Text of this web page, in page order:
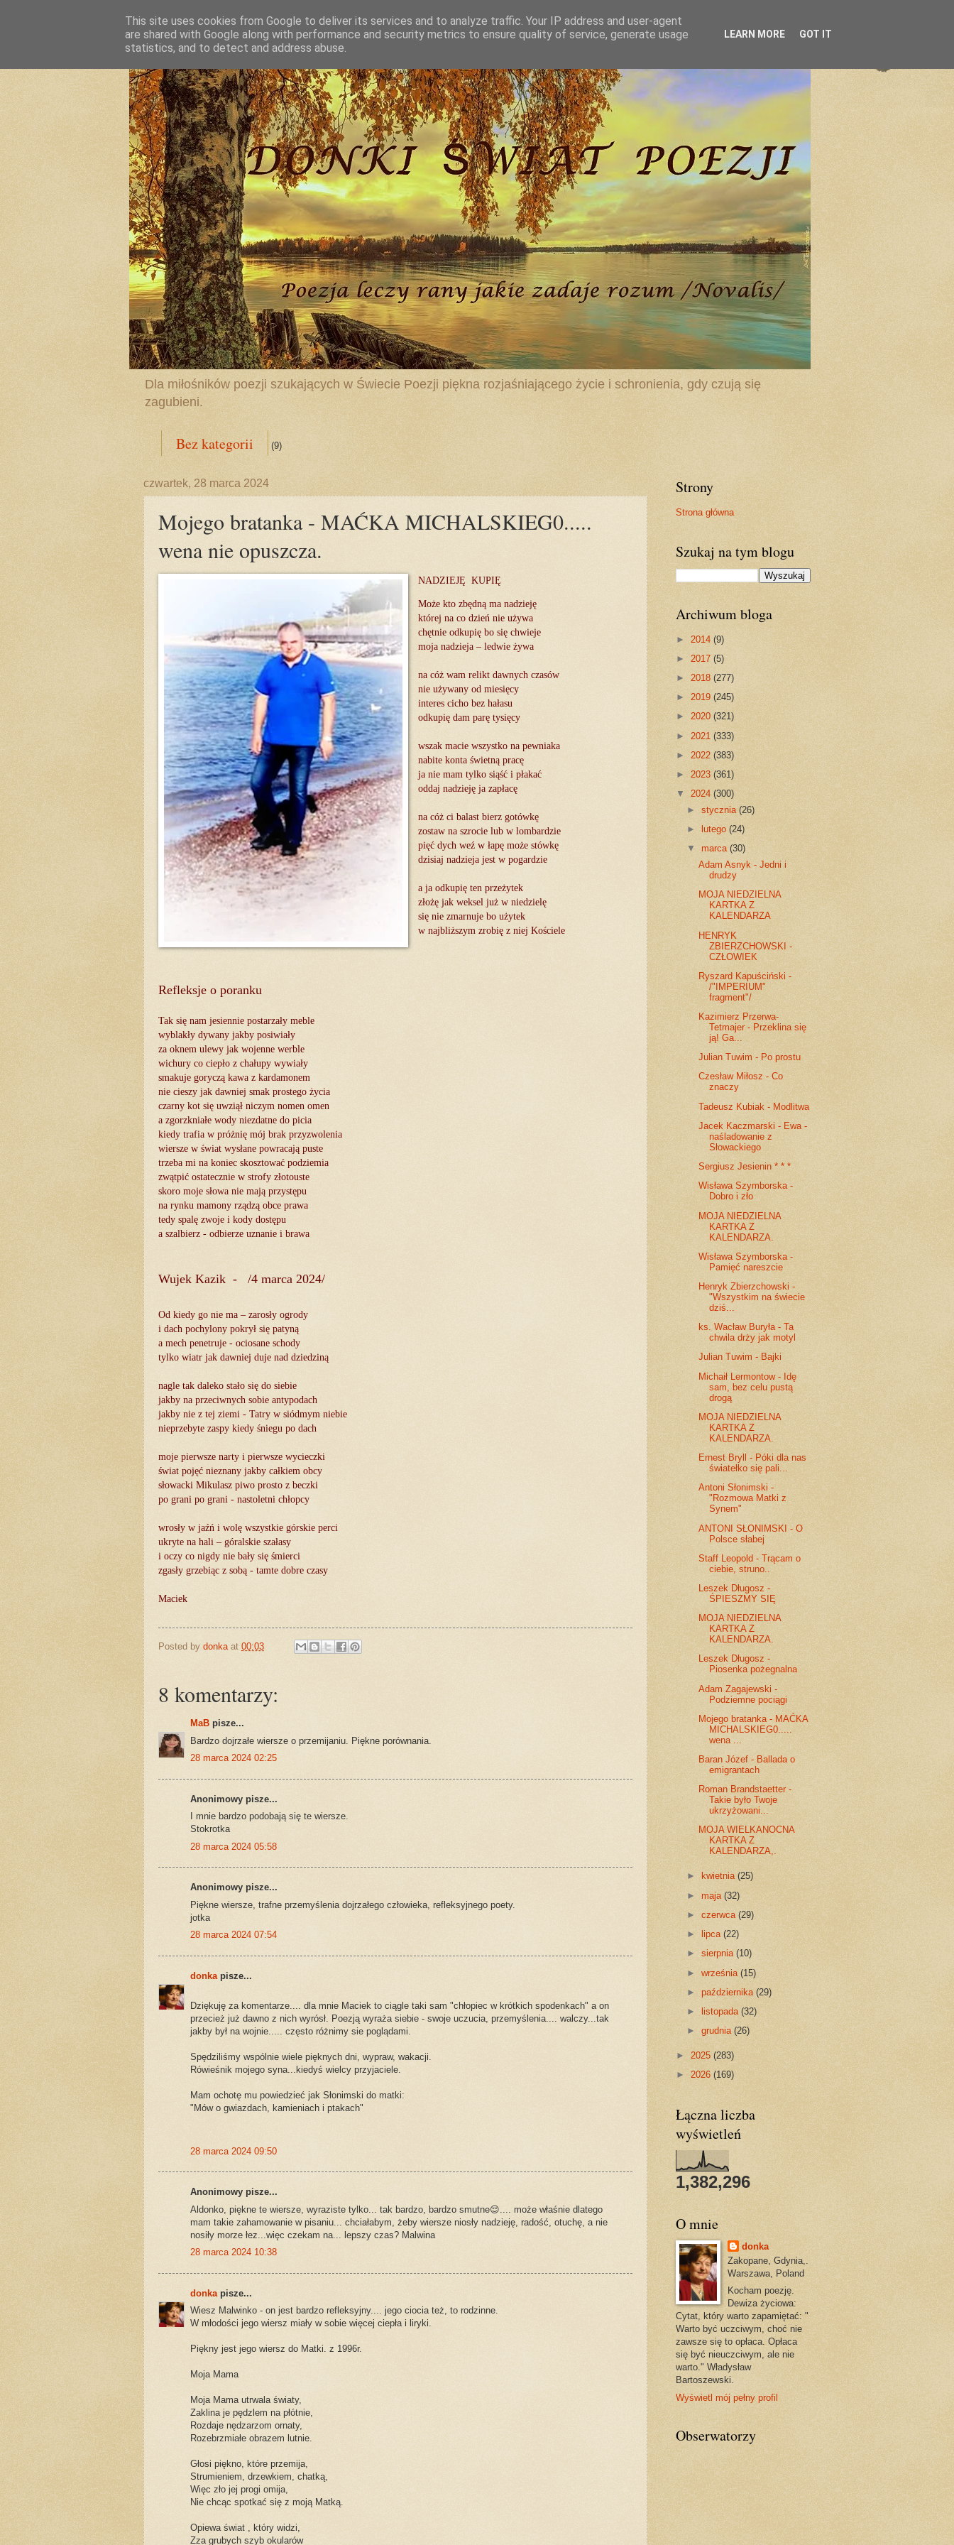
Dla miłośników poezji szukających w Świecie Poezji piękna rozjaśniającego życie i schronienia, gdy czują się
zagubieni.
Bez kategorii (9)
czwartek, 28 marca 2024
Mojego bratanka - MAĆKA MICHALSKIEG0.....
wena nie opuszcza.
NADZIEJĘ KUPIĘ
Może kto zbędną ma nadzieję
której na co dzień nie używa
chętnie odkupię bo się chwieje
moja nadzieja – ledwie żywa
na cóż wam relikt dawnych czasów
nie używany od miesięcy
interes cicho bez hałasu
odkupię dam parę tysięcy
wszak macie wszystko na pewniaka
nabite konta świetną pracę
ja nie mam tylko siąść i płakać
oddaj nadzieję ja zapłacę
na cóż ci balast bierz gotówkę
zostaw na szrocie lub w lombardzie
pięć dych weź w łapę może stówkę
dzisiaj nadzieja jest w pogardzie
a ja odkupię ten przeżytek
złożę jak weksel już w niedzielę
się nie zmarnuje bo użytek
w najbliższym zrobię z niej Kościele
Refleksje o poranku
Tak się nam jesiennie postarzały meble
wyblakły dywany jakby posiwiały
za oknem ulewy jak wojenne werble
wichury co ciepło z chałupy wywiały
smakuje goryczą kawa z kardamonem
nie cieszy jak dawniej smak prostego życia
czarny kot się uwziął niczym nomen omen
a zgorzkniałe wody niezdatne do picia
kiedy trafia w próżnię mój brak przyzwolenia
wiersze w świat wysłane powracają puste
trzeba mi na koniec skosztować podziemia
zwątpić ostatecznie w strofy złotouste
skoro moje słowa nie mają przystępu
na rynku mamony rządzą obce prawa
tedy spalę zwoje i kody dostępu
a szalbierz - odbierze uznanie i brawa
Wujek Kazik - /4 marca 2024/
Od kiedy go nie ma – zarosły ogrody
i dach pochylony pokrył się patyną
a mech penetruje - ociosane schody
tylko wiatr jak dawniej duje nad dziedziną
nagle tak daleko stało się do siebie
jakby na przeciwnych sobie antypodach
jakby nie z tej ziemi - Tatry w siódmym niebie
nieprzebyte zaspy kiedy śniegu po dach
moje pierwsze narty i pierwsze wycieczki
świat pojęć nieznany jakby całkiem obcy
słowacki Mikulasz piwo prosto z beczki
po grani po grani - nastoletni chłopcy
wrosły w jaźń i wolę wszystkie górskie perci
ukryte na hali – góralskie szałasy
i oczy co nigdy nie bały się śmierci
zgasły grzebiąc z sobą - tamte dobre czasy
Maciek
Posted by donka at 00:03
8 komentarzy:
MaB pisze...
Bardzo dojrzałe wiersze o przemijaniu. Piękne porównania.
28 marca 2024 02:25
Anonimowy pisze...
I mnie bardzo podobają się te wiersze.
Stokrotka
28 marca 2024 05:58
Anonimowy pisze...
Piękne wiersze, trafne przemyślenia dojrzałego człowieka, refleksyjnego poety.
jotka
28 marca 2024 07:54
donka pisze...
Dziękuję za komentarze.... dla mnie Maciek to ciągle taki sam "chłopiec w krótkich spodenkach" a on
przecież już dawno z nich wyrósł. Poezją wyraża siebie - swoje uczucia, przemyślenia.... walczy...tak
jakby był na wojnie..... często różnimy sie poglądami.
Spędziliśmy wspólnie wiele pięknych dni, wypraw, wakacji.
Rówieśnik mojego syna...kiedyś wielcy przyjaciele.
Mam ochotę mu powiedzieć jak Słonimski do matki:
"Mów o gwiazdach, kamieniach i ptakach"
28 marca 2024 09:50
Anonimowy pisze...
Aldonko, piękne te wiersze, wyraziste tylko... tak bardzo, bardzo smutne😌.... może właśnie dlatego
mam takie zahamowanie w pisaniu... chciałabym, żeby wiersze niosły nadzieję, radość, otuchę, a nie
nosiły morze łez...więc czekam na... lepszy czas? Malwina
28 marca 2024 10:38
donka pisze...
Wiesz Malwinko - on jest bardzo refleksyjny.... jego ciocia też, to rodzinne.
W młodości jego wiersz miały w sobie więcej ciepła i liryki.
Piękny jest jego wiersz do Matki. z 1996r.
Moja Mama
Moja Mama utrwala światy,
Zaklina je pędzlem na płótnie,
Rozdaje nędzarzom ornaty,
Rozebrzmiałe obrazem lutnie.
Głosi piękno, które przemija,
Strumieniem, drzewkiem, chatką,
Więc zło jej progi omija,
Nie chcąc spotkać się z moją Matką.
Opiewa świat , który widzi,
Zza grubych szyb okularów
Strony
Strona główna
Szukaj na tym blogu
Archiwum bloga
► 2014 (9)
► 2017 (5)
► 2018 (277)
► 2019 (245)
► 2020 (321)
► 2021 (333)
► 2022 (383)
► 2023 (361)
▼ 2024 (300)
►stycznia(26)
►
lutego(24)
▼marca(30)
Adam Asnyk - Jedni i
drudzy
MOJA NIEDZIELNA
KARTKA Z
KALENDARZA
HENRYK
ZBIERZCHOWSKI -
CZŁOWIEK
Ryszard Kapuściński -
/"IMPERIUM"
fragment"/
Kazimierz Przerwa-
Tetmajer - Przeklina się
ją! Ga...
Julian Tuwim - Po prostu
Czesław Miłosz - Co
znaczy
Tadeusz Kubiak - Modlitwa
Jacek Kaczmarski - Ewa -
naśladowanie z
Słowackiego
Sergiusz Jesienin * * *
Wisława Szymborska -
Dobro i zło
MOJA NIEDZIELNA
KARTKA Z
KALENDARZA.
Wisława Szymborska -
Pamięć nareszcie
Henryk Zbierzchowski -
"Wszystkim na świecie
dziś...
ks. Wacław Buryła - Ta
chwila drży jak motyl
Julian Tuwim - Bajki
Michaił Lermontow - Idę
sam, bez celu pustą
drogą
MOJA NIEDZIELNA
KARTKA Z
KALENDARZA.
Ernest Bryll - Póki dla nas
światełko się pali...
Antoni Słonimski -
"Rozmowa Matki z
Synem"
ANTONI SŁONIMSKI - O
Polsce słabej
Staff Leopold - Trącam o
ciebie, struno..
Leszek Długosz -
ŚPIESZMY SIĘ
MOJA NIEDZIELNA
KARTKA Z
KALENDARZA.
Leszek Długosz -
Piosenka pożegnalna
Adam Zagajewski -
Podziemne pociągi
Mojego bratanka - MAĆKA
MICHALSKIEG0.....
wena ...
Baran Józef - Ballada o
emigrantach
Roman Brandstaetter -
Takie było Twoje
ukrzyżowani...
MOJA WIELKANOCNA
KARTKA Z
KALENDARZA,.
► kwietnia(25)
► maja(32)
►czerwca(29)
►
lipca(22)
►sierpnia(10)
►września(15)
►października(29)
►
listopada(32)
►grudnia(26)
► 2025 (283)
► 2026 (169)
Łączna liczba
wyświetleń
1,382,296
O mnie
donka
Zakopane, Gdynia,.
Warszawa, Poland
Kocham poezję.
Dewiza życiowa:
Cytat, który warto zapamiętać: "
Warto być uczciwym, choć nie
zawsze się to opłaca. Opłaca
się być nieuczciwym, ale nie
warto." Władysław
Bartoszewski.
Wyświetl mój pełny profil
Obserwatorzy
This site uses cookies from Google to deliver its services and to analyze traffic. Your IP address and user-agent
are shared with Google along with performance and security metrics to ensure quality of service, generate usage
statistics, and to detect and address abuse.
LEARN MORE GOT IT